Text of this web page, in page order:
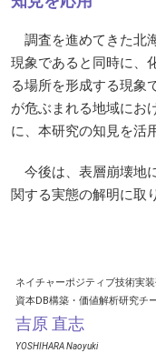
調査を進めてきた北
現象であると同時に、
る場所を形成する現象
が危ぶまれる地域にお
に、本研究の知見を活
今後は、表層崩壊地
関する実態の解明に取
ネイチャーポジティブ技術実
資本DB構築・価値解析研究チ
吉原 直志
YOSHIHARA Naoyuki